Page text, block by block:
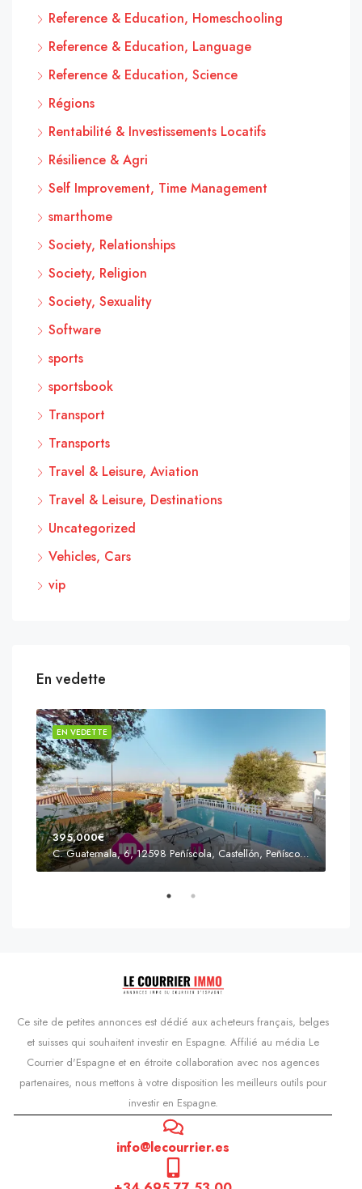
Reference & Education, Homeschooling
Reference & Education, Language
Reference & Education, Science
Régions
Rentabilité & Investissements Locatifs
Résilience & Agri
Self Improvement, Time Management
smarthome
Society, Relationships
Society, Religion
Society, Sexuality
Software
sports
sportsbook
Transport
Transports
Travel & Leisure, Aviation
Travel & Leisure, Destinations
Uncategorized
Vehicles, Cars
vip
En vedette
EN VEDETTE
395,000€
C. Guatemala, 6, 12598 Peñíscola, Castellón, Peñíscola, Communauté valencienne
Ce site de petites annonces est dédié aux acheteurs français, belges
et suisses qui souhaitent investir en Espagne. Affilié au média Le
Courrier d'Espagne et en étroite collaboration avec nos agences
partenaires, nous mettons à votre disposition les meilleurs outils pour
investir en Espagne.
info@lecourrier.es